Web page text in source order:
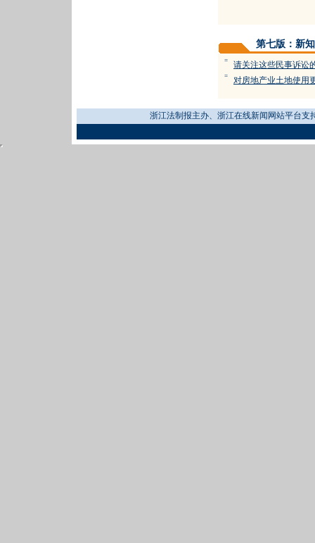
第七版：新知
= 请关注这些民事诉讼
= 对房地产业土地使用
浙江法制报主办、浙江在线新闻网站平台